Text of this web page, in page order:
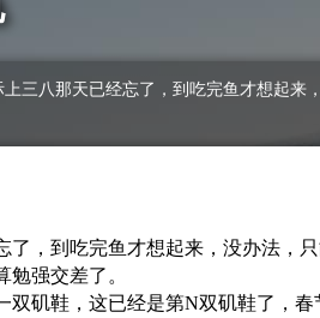
，到吃完鱼才想起来，没办法，
强交差了。
矶鞋，这已经是第N双矶鞋了，